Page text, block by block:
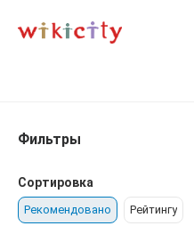
Фильтры
Сортировка
Рекомендовано Рейтингу